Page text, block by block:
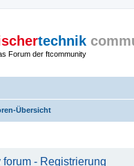
technik
Forum der ftcommunity
Übersicht
- Registrierung